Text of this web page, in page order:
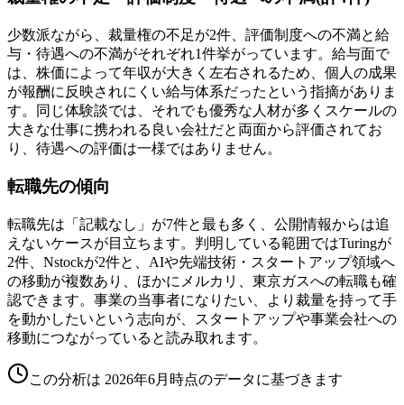
少数派ながら、裁量権の不足が2件、評価制度への不満と給
与・待遇への不満がそれぞれ1件挙がっています。給与面で
は、株価によって年収が大きく左右されるため、個人の成果
が報酬に反映されにくい給与体系だったという指摘がありま
す。同じ体験談では、それでも優秀な人材が多くスケールの
大きな仕事に携われる良い会社だと両面から評価されてお
り、待遇への評価は一様ではありません。
転職先の傾向
転職先は「記載なし」が7件と最も多く、公開情報からは追
えないケースが目立ちます。判明している範囲ではTuringが
2件、Nstockが2件と、AIや先端技術・スタートアップ領域へ
の移動が複数あり、ほかにメルカリ、東京ガスへの転職も確
認できます。事業の当事者になりたい、より裁量を持って手
を動かしたいという志向が、スタートアップや事業会社への
移動につながっていると読み取れます。
この分析は 2026年6月 時点のデータに基づきます